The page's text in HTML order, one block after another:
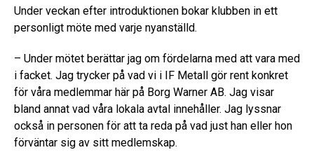
Under veckan efter introduktionen bokar klubben in ett
personligt möte med varje nyanställd.
– Under mötet berättar jag om fördelarna med att vara med
i facket. Jag trycker på vad vi i IF Metall gör rent konkret
för våra medlemmar här på Borg Warner AB. Jag visar
bland annat vad våra lokala avtal innehåller. Jag lyssnar
också in personen för att ta reda på vad just han eller hon
förväntar sig av sitt medlemskap.